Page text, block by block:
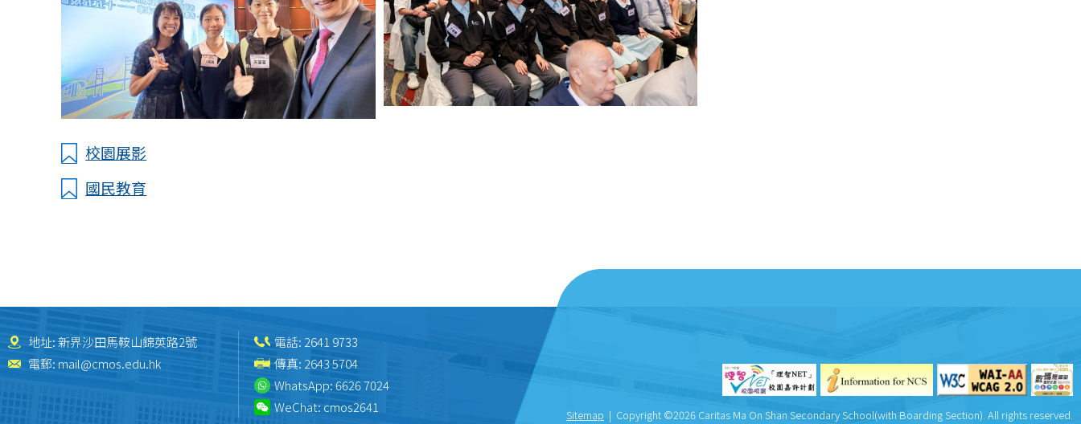
校園展影
國民教育
地址: 新界沙田馬鞍山錦英路2號
電郵: mail@cmos.edu.hk
電話: 2641 9733
傳真: 2643 5704
WhatsApp:6626 7024
WeChat: cmos2641 Sitemap | Copyright ©2026 Caritas Ma On Shan Secondary School(with Boarding Section). All rights reserved.